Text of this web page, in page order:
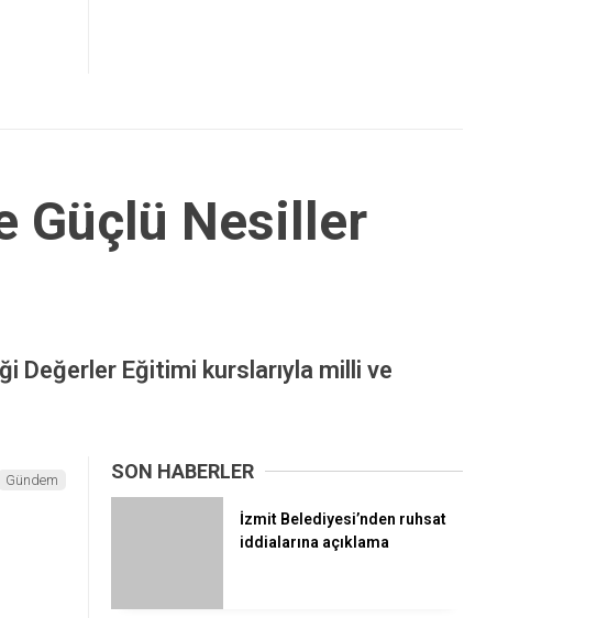
Güçlü Nesiller
Değerler Eğitimi kurslarıyla milli ve
Gündem SON HABERLER
İzmit Belediyesi’nden ruhsat
iddialarına açıklama